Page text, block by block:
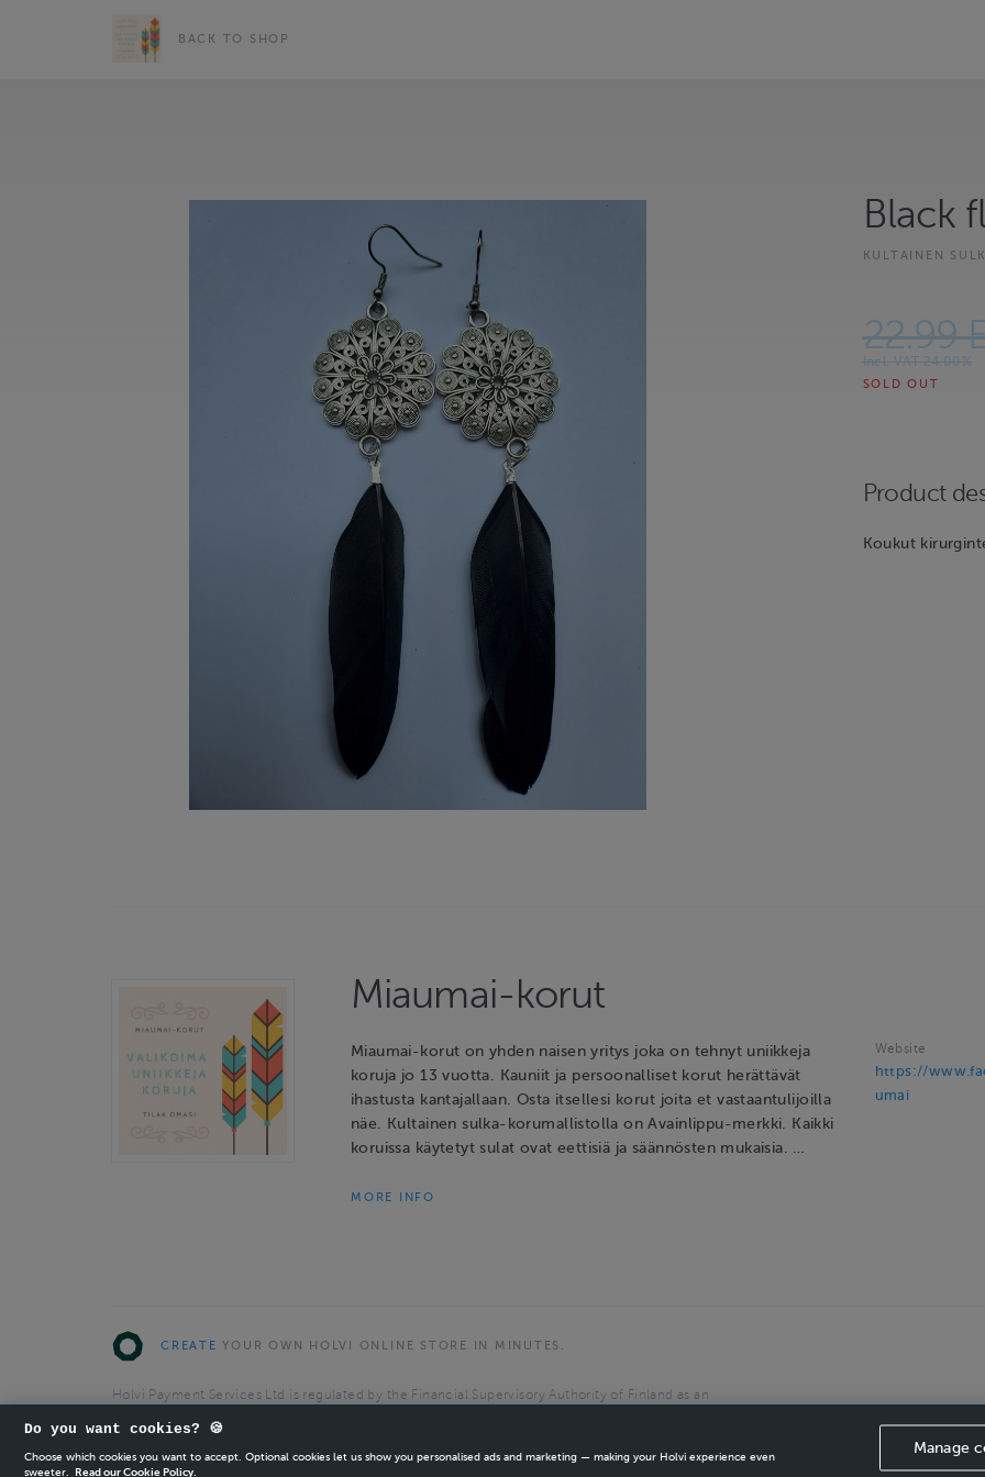
BACK TO SHOP
Black
KULTAINEN
22.99
Incl. VAT 24.00%
SOLD OUT
Product
Koukut
Miaumai-korut
Miaumai-korut on yhden naisen yritys joka on tehnyt uniikkeja
koruja jo 13 vuotta. Kauniit ja persoonalliset korut herättävät
ihastusta kantajallaan. Osta itsellesi korut joita et vastaantulijoilla
näe. Kultainen sulka-korumallistolla on Avainlippu-merkki. Kaikki
koruissa käytetyt sulat ovat eettisiä ja säännösten mukaisia. …
MORE INFO
Website
https://
umai
CREATE YOUR OWN HOLVI ONLINE STORE IN MINUTES.
Holvi Payment Services Ltd is regulated by the Financial Supervisory Authority of Finland as an
Do you want cookies? 🍪
Choose which cookies you want to accept. Optional cookies let us show you personalised ads and marketing — making your Holvi experience even
sweeter.
Read our Cookie Policy.
Manage